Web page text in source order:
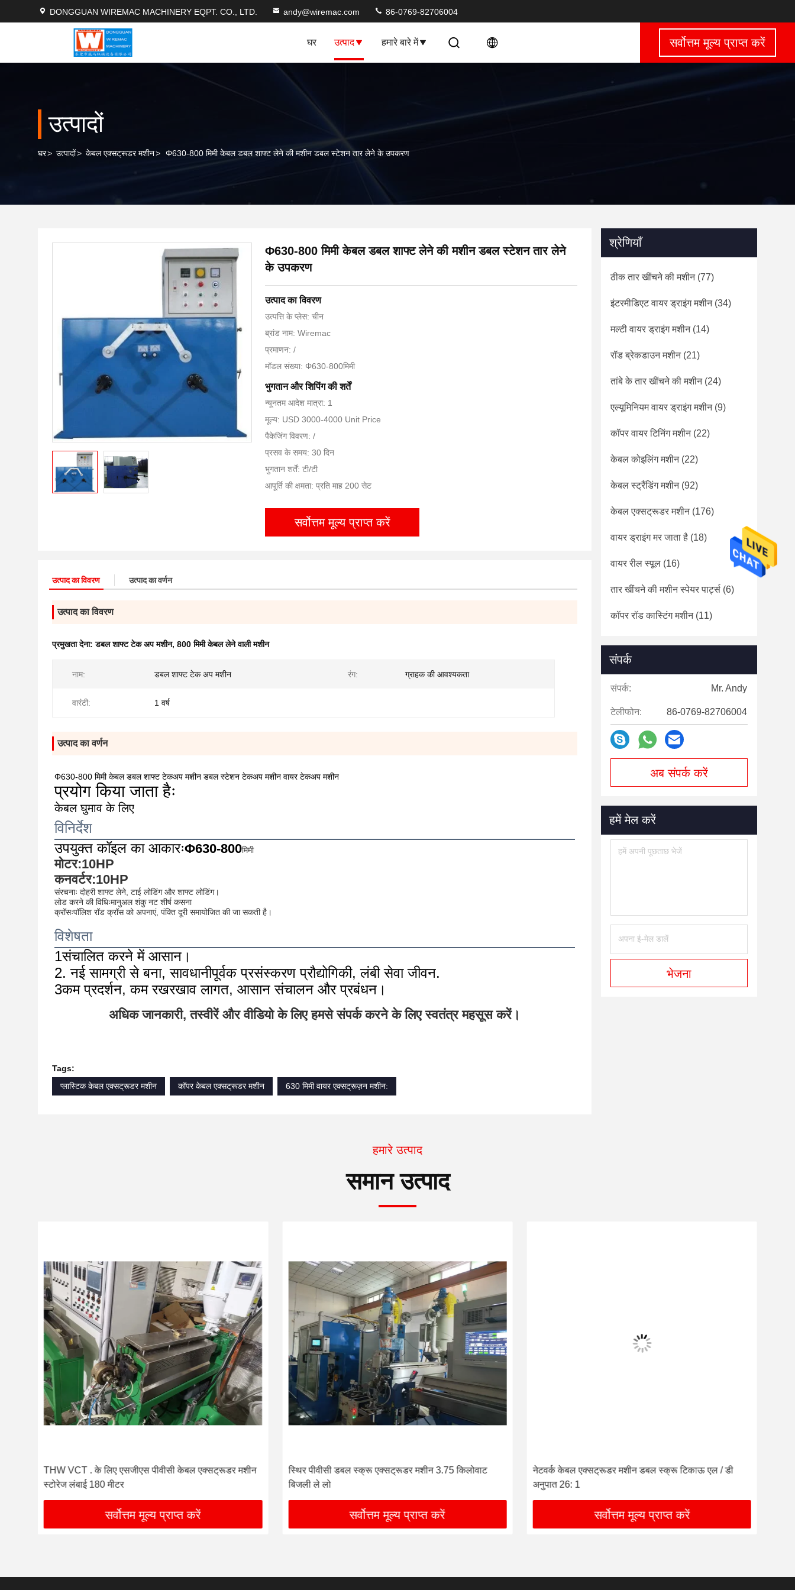
DONGGUAN WIREMAC MACHINERY EQPT. CO., LTD. andy@wiremac.com 86-0769-82706004
घर उत्पाद हमारे बारे में सर्वोत्तम मूल्य प्राप्त करें
उत्पादों
घर> उत्पादों> केबल एक्सट्रूडर मशीन> Φ630-800 मिमी केबल डबल शाफ्ट लेने की मशीन डबल स्टेशन तार लेने के उपकरण
Φ630-800 मिमी केबल डबल शाफ्ट लेने की मशीन डबल स्टेशन तार लेने
के उपकरण
उत्पाद का विवरण
उत्पत्ति के प्लेस: चीन
ब्रांड नाम: Wiremac
प्रमाणन: /
मॉडल संख्या: Φ630-800मिमी
भुगतान और शिपिंग की शर्तें
न्यूनतम आदेश मात्रा: 1
मूल्य: USD 3000-4000 Unit Price
पैकेजिंग विवरण: /
प्रसव के समय: 30 दिन
भुगतान शर्तें: टी/टी
आपूर्ति की क्षमता: प्रति माह 200 सेट
सर्वोत्तम मूल्य प्राप्त करें
उत्पाद का विवरण उत्पाद का वर्णन
उत्पाद का विवरण
प्रमुखता देना:डबल शाफ्ट टेक अप मशीन, 800 मिमी केबल लेने वाली मशीन
नाम: डबल शाफ्ट टेक अप मशीन रंग: ग्राहक की आवश्यकता
वारंटी: 1 वर्ष
उत्पाद का वर्णन
Φ630-800 मिमी केबल डबल शाफ्ट टेकअप मशीन डबल स्टेशन टेकअप मशीन वायर टेकअप मशीन
प्रयोग किया जाता हैः
केबल घुमाव के लिए
विनिर्देश
उपयुक्त कॉइल का आकारःΦ630-800मिमी
मोटर:10HP
कनवर्टर:10HP
संरचनाः दोहरी शाफ्ट लेने, टाई लोडिंग और शाफ्ट लोडिंग।
लोड करने की विधिःमानुअल शंकु नट शीर्ष कसना
क्रॉसःपॉलिश रॉड क्रॉस को अपनाएं, पंक्ति दूरी समायोजित की जा सकती है।
विशेषता
1संचालित करने में आसान।
2. नई सामग्री से बना, सावधानीपूर्वक प्रसंस्करण प्रौद्योगिकी, लंबी सेवा जीवन.
3कम प्रदर्शन, कम रखरखाव लागत, आसान संचालन और प्रबंधन।
अधिक जानकारी, तस्वीरें और वीडियो के लिए हमसे संपर्क करने के लिए स्वतंत्र महसूस करें।
Tags:
प्लास्टिक केबल एक्सट्रूडर मशीन
कॉपर केबल एक्सट्रूडर मशीन 630 मिमी वायर एक्सट्रूज़न मशीन:
श्रेणियाँ
ठीक तार खींचने की मशीन(77)
इंटरमीडिएट वायर ड्राइंग मशीन(34)
मल्टी वायर ड्राइंग मशीन(14)
रॉड ब्रेकडाउन मशीन(21)
तांबे के तार खींचने की मशीन(24)
एल्यूमिनियम वायर ड्राइंग मशीन(9)
कॉपर वायर टिनिंग मशीन(22)
केबल कोइलिंग मशीन(22)
केबल स्ट्रैंडिंग मशीन(92)
केबल एक्सट्रूडर मशीन(176)
वायर ड्राइंग मर जाता है (18)
वायर रील स्पूल (16)
तार खींचने की मशीन स्पेयर पार्ट्स (6)
कॉपर रॉड कास्टिंग मशीन(11)
संपर्क
संपर्क: Mr. Andy
टेलीफोन: 86-0769-82706004
अब संपर्क करें
हमें मेल करें
भेजना
हमारे उत्पाद
समान उत्पाद
THW VCT . के लिए एसजीएस पीवीसी केबल एक्सट्रूडर मशीन
स्टोरेज लंबाई 180 मीटर
सर्वोत्तम मूल्य प्राप्त करें
स्थिर पीवीसी डबल स्क्रू एक्सट्रूडर मशीन 3.75 किलोवाट
बिजली ले लो
सर्वोत्तम मूल्य प्राप्त करें
नेटवर्क केबल एक्सट्रूडर मशीन डबल स्क्रू टिकाऊ एल / डी
अनुपात 26: 1
सर्वोत्तम मूल्य प्राप्त करें